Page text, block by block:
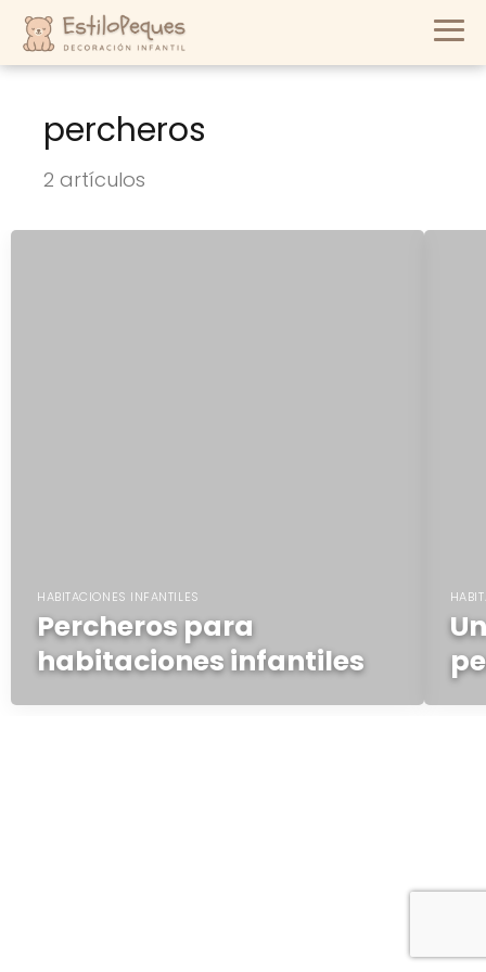
percheros
2 artículos
HABITACIONES INFANTILES
Percheros para
habitaciones infantiles